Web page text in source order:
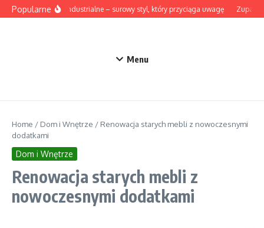
Przejdź do treści
PopularneLampy industrialne – surowy styl, który przyciąga uwagę Zupa z
Menu
Home / Dom i Wnętrze / Renowacja starych mebli z nowoczesnymi
dodatkami
Dom i Wnętrze
Renowacja starych mebli z
nowoczesnymi dodatkami